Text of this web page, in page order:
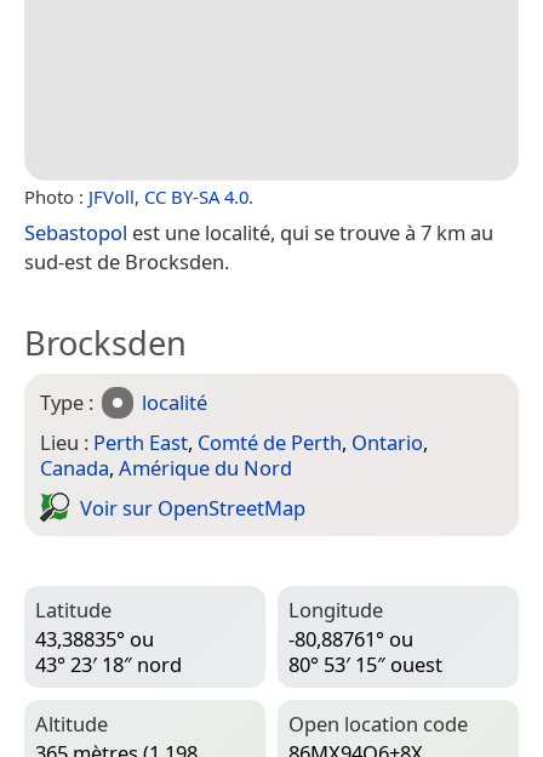
Photo : JFVoll, CC BY-SA 4.0.
Sebastopol est une localité, qui se trouve à 7 km au
sud-est de Brocksden.
Brocksden
Type :
localité
Lieu : Perth East, Comté de Perth, Ontario,
Canada, Amérique du Nord
Voir sur Open­Street­Map
Latitude
43,38835° ou
43° 23′ 18″ nord
Longitude
-80,88761° ou
80° 53′ 15″ ouest
Altitude
Open location code